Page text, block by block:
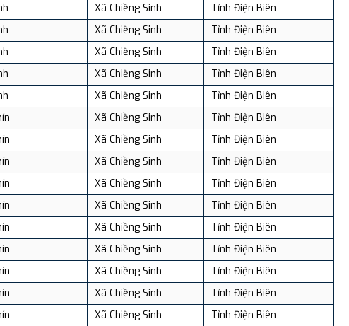
Xã Chiềng Sinh
Tỉnh Điện Biên
Xã Chiềng Sinh
Tỉnh Điện Biên
Xã Chiềng Sinh
Tỉnh Điện Biên
Xã Chiềng Sinh
Tỉnh Điện Biên
Xã Chiềng Sinh
Tỉnh Điện Biên
Xã Chiềng Sinh
Tỉnh Điện Biên
Xã Chiềng Sinh
Tỉnh Điện Biên
Xã Chiềng Sinh
Tỉnh Điện Biên
Xã Chiềng Sinh
Tỉnh Điện Biên
Xã Chiềng Sinh
Tỉnh Điện Biên
Xã Chiềng Sinh
Tỉnh Điện Biên
Xã Chiềng Sinh
Tỉnh Điện Biên
Xã Chiềng Sinh
Tỉnh Điện Biên
Xã Chiềng Sinh
Tỉnh Điện Biên
Xã Chiềng Sinh
Tỉnh Điện Biên